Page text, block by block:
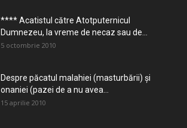
**** Acatistul către Atotputernicul
Dumnezeu, la vreme de necaz sau de...
5 octombrie 2010
Despre păcatul malahiei (masturbării) şi
onaniei (pazei de a nu avea...
15 aprilie 2010